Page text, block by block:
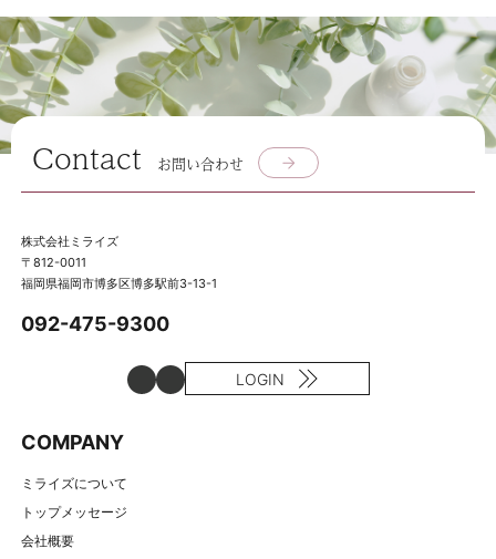
Contact お問い合わせ
株式会社ミライズ
〒812-0011
福岡県福岡市博多区博多駅前3-13-1
092-475-9300
LOGIN
COMPANY
ミライズについて
トップメッセージ
会社概要